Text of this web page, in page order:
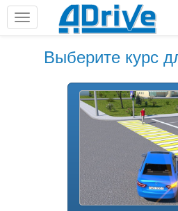
Выберите курс